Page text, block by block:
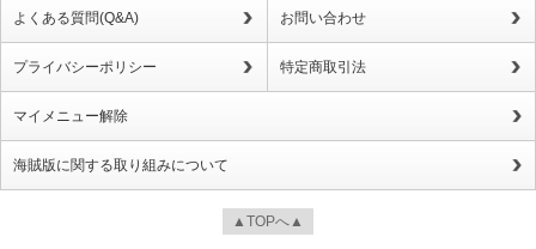
よくある質問(Q&A) お問い合わせ
プライバシーポリシー 特定商取引法
マイメニュー解除
海賊版に関する取り組みについて
▲TOPへ▲